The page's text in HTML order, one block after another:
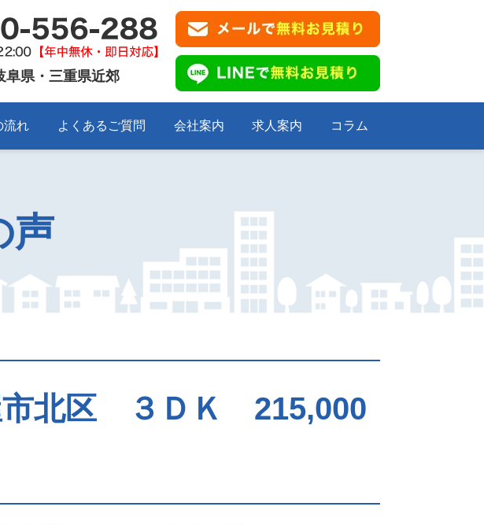
阜県・三重県近郊
流れ よくあるご質問 会社案内 求人案内 コラム
声
北区 ３ＤＫ 215,000